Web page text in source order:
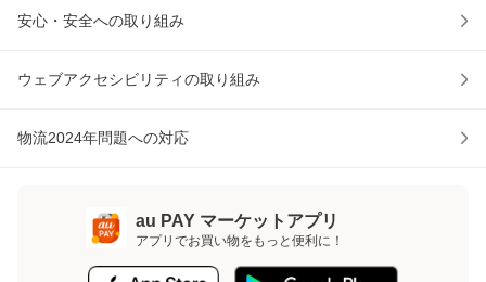
安心・安全への取り組み
ウェブアクセシビリティの取り組み
物流2024年問題への対応
au PAY マーケットアプリ
アプリでお買い物をもっと便利に！